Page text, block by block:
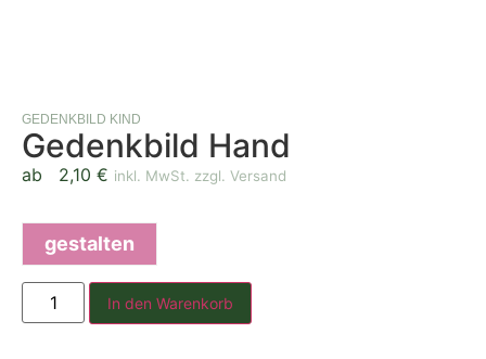
GEDENKBILD KIND
Gedenkbild Hand
ab 2,10 € inkl. MwSt. zzgl. Versand
gestalten
In den Warenkorb